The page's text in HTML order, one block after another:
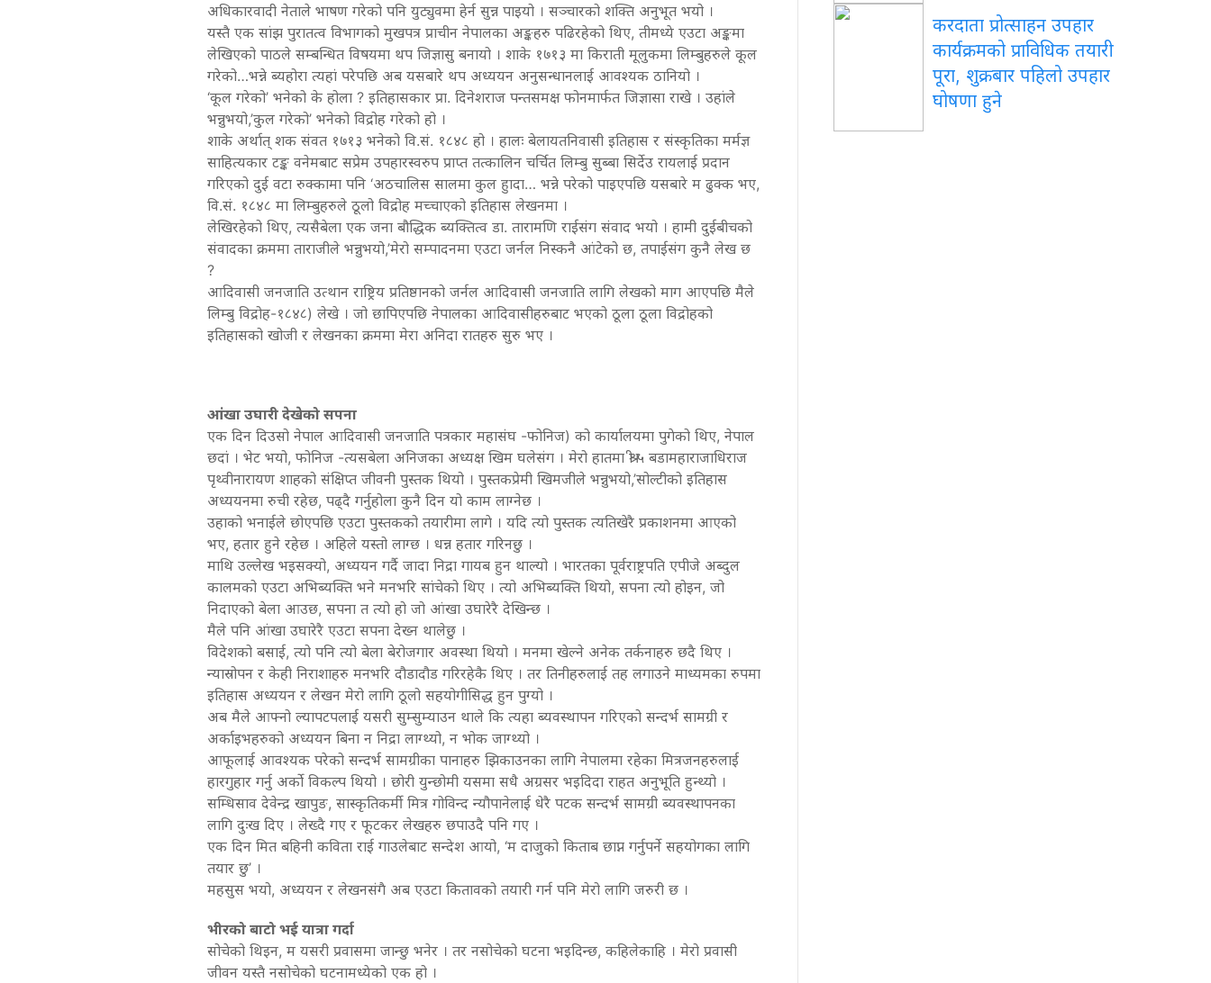
अधिकारवादी नेताले भाषण गरेको पनि युट्युवमा हेर्न सुन्न पाइयो । सञ्चारको शक्ति अनुभूत भयो ।
यस्तै एक सांझ पुरातत्व विभागको मुखपत्र प्राचीन नेपालका अङ्कहरु पढिरहेको थिए, तीमध्ये एउटा अङ्कमा
लेखिएको पाठले सम्बन्धित विषयमा थप जिज्ञासु बनायो । शाके १७१३ मा किराती मूलुकमा लिम्बुहरुले कूल
गरेको…भन्ने ब्यहोरा त्यहां परेपछि अब यसबारे थप अध्ययन अनुसन्धानलाई आवश्यक ठानियो ।
‘कूल गरेको’ भनेको के होला ? इतिहासकार प्रा. दिनेशराज पन्तसमक्ष फोनमार्फत जिज्ञासा राखे । उहांले
भन्नुभयो,’कुल गरेको’ भनेको विद्रोह गरेको हो ।
शाके अर्थात् शक संवत १७१३ भनेको वि.सं. १८४८ हो । हालः बेलायतनिवासी इतिहास र संस्कृतिका मर्मज्ञ
साहित्यकार टङ्क वनेमबाट सप्रेम उपहारस्वरुप प्राप्त तत्कालिन चर्चित लिम्बु सुब्बा सिर्देउ रायलाई प्रदान
गरिएको दुई वटा रुक्कामा पनि ‘अठचालिस सालमा कुल हुादा… भन्ने परेको पाइएपछि यसबारे म ढुक्क भए,
वि.सं. १८४८ मा लिम्बुहरुले ठूलो विद्रोह मच्चाएको इतिहास लेखनमा ।
लेखिरहेको थिए, त्यसैबेला एक जना बौद्धिक ब्यक्तित्व डा. तारामणि राईसंग संवाद भयो । हामी दुईबीचको
संवादका क्रममा ताराजीले भन्नुभयो,’मेरो सम्पादनमा एउटा जर्नल निस्कनै आंटेको छ, तपाईसंग कुनै लेख छ
?
आदिवासी जनजाति उत्थान राष्ट्रिय प्रतिष्ठानको जर्नल आदिवासी जनजाति लागि लेखको माग आएपछि मैले
लिम्बु विद्रोह-१८४८) लेखे । जो छापिएपछि नेपालका आदिवासीहरुबाट भएको ठूला ठूला विद्रोहको
इतिहासको खोजी र लेखनका क्रममा मेरा अनिदा रातहरु सुरु भए ।
आंखा उघारी देखेको सपना
एक दिन दिउसो नेपाल आदिवासी जनजाति पत्रकार महासंघ -फोनिज) को कार्यालयमा पुगेको थिए, नेपाल
छदां । भेट भयो, फोनिज -त्यसबेला अनिजका अध्यक्ष खिम घलेसंग । मेरो हातमा श्री ५ बडामहाराजाधिराज
पृथ्वीनारायण शाहको संक्षिप्त जीवनी पुस्तक थियो । पुस्तकप्रेमी खिमजीले भन्नुभयो,’सोल्टीको इतिहास
अध्ययनमा रुची रहेछ, पढ्दै गर्नुहोला कुनै दिन यो काम लाग्नेछ ।
उहाको भनाईले छोएपछि एउटा पुस्तकको तयारीमा लागे । यदि त्यो पुस्तक त्यतिखेरै प्रकाशनमा आएको
भए, हतार हुने रहेछ । अहिले यस्तो लाग्छ । धन्न हतार गरिनछु ।
माथि उल्लेख भइसक्यो, अध्ययन गर्दै जादा निद्रा गायब हुन थाल्यो । भारतका पूर्वराष्ट्रपति एपीजे अब्दुल
कालमको एउटा अभिब्यक्ति भने मनभरि सांचेको थिए । त्यो अभिब्यक्ति थियो, सपना त्यो होइन, जो
निदाएको बेला आउछ, सपना त त्यो हो जो आंखा उघारेरै देखिन्छ ।
मैले पनि आंखा उघारेरै एउटा सपना देख्न थालेछु ।
विदेशको बसाई, त्यो पनि त्यो बेला बेरोजगार अवस्था थियो । मनमा खेल्ने अनेक तर्कनाहरु छदै थिए ।
न्यास्रोपन र केही निराशाहरु मनभरि दौडादौड गरिरहेकै थिए । तर तिनीहरुलाई तह लगाउने माध्यमका रुपमा
इतिहास अध्ययन र लेखन मेरो लागि ठूलो सहयोगीसिद्ध हुन पुग्यो ।
अब मैले आफ्नो ल्यापटपलाई यसरी सुम्सुम्याउन थाले कि त्यहा ब्यवस्थापन गरिएको सन्दर्भ सामग्री र
अर्काइभहरुको अध्ययन बिना न निद्रा लाग्थ्यो, न भोक जाग्थ्यो ।
आफूलाई आवश्यक परेको सन्दर्भ सामग्रीका पानाहरु झिकाउनका लागि नेपालमा रहेका मित्रजनहरुलाई
हारगुहार गर्नु अर्को विकल्प थियो । छोरी युन्छोमी यसमा सधै अग्रसर भइदिदा राहत अनुभूति हुन्थ्यो ।
सम्धिसाव देवेन्द्र खापुङ, सास्कृतिकर्मी मित्र गोविन्द न्यौपानेलाई धेरै पटक सन्दर्भ सामग्री ब्यवस्थापनका
लागि दुःख दिए । लेख्दै गए र फूटकर लेखहरु छपाउदै पनि गए ।
एक दिन मित बहिनी कविता राई गाउलेबाट सन्देश आयो, ‘म दाजुको किताब छाप्न गर्नुपर्ने सहयोगका लागि
तयार छु’ ।
महसुस भयो, अध्ययन र लेखनसंगै अब एउटा कितावको तयारी गर्न पनि मेरो लागि जरुरी छ ।
भीरको बाटो भई यात्रा गर्दा
सोचेको थिइन, म यसरी प्रवासमा जान्छु भनेर । तर नसोचेको घटना भइदिन्छ, कहिलेकाहि । मेरो प्रवासी
जीवन यस्तै नसोचेको घटनामध्येको एक हो ।
करदाता प्रोत्साहन उपहार
कार्यक्रमको प्राविधिक तयारी
पूरा, शुक्रबार पहिलो उपहार
घोषणा हुने